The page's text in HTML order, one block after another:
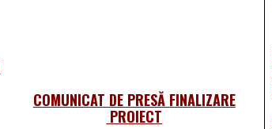
COMUNICAT DE PRESĂ FINALIZARE
PROIECT